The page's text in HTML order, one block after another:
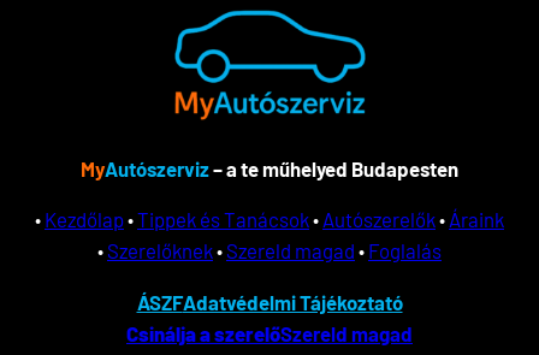
MyAutószerviz– a te műhelyed Budapesten
• Kezdőlap•Tippek és Tanácsok• Autószerelők• Áraink
• Szerelőknek• Szereld magad • Foglalás
ÁSZFAdatvédelmi Tájékoztató
Csinálja a szerelőSzereld magad